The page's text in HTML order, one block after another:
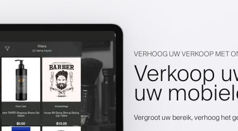
VERHOOG UW VERKOOP MET
Verkoop
uw
Vergroot uw bereik, verhoog het